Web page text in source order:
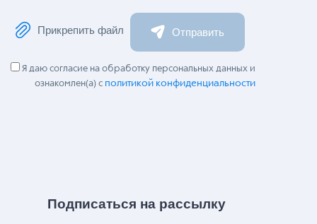
Прикрепить файл Отправить
Я даю согласие на обработку персональных данных и
ознакомлен(а) с политикой конфиденциальности
Подписаться на рассылку